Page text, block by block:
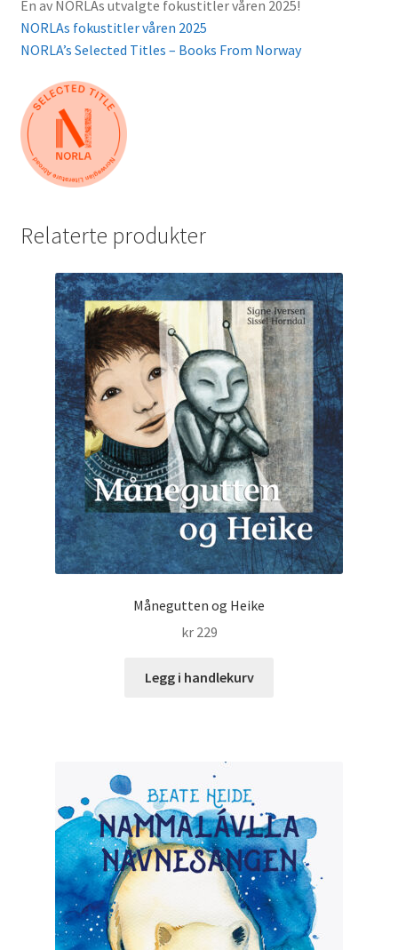
En av NORLAs utvalgte fokustitler våren 2025!
NORLAs fokustitler våren 2025
NORLA’s Selected Titles – Books From Norway
Relaterte produkter
Månegutten og Heike
kr229
Legg i handlekurv